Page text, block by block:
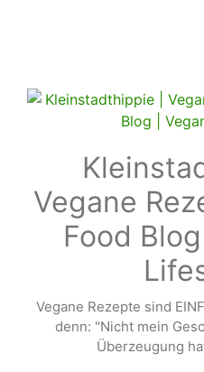
Vegane
Food
Vegane Rezepte sind
denn: "Nicht mein
Überzeugung